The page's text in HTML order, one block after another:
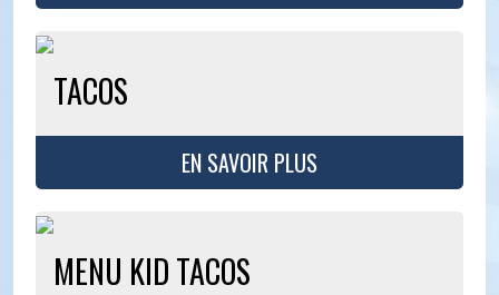
TACOS
EN SAVOIR PLUS
MENU KID TACOS